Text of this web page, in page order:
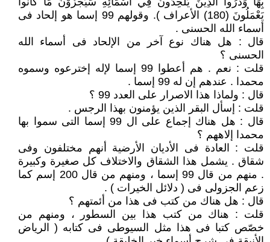
يَعْمَلُونَ (180) الأعراف ). وقولهم 99 إسما هو إلحاد فى
أسماء الله الحسنى .
قال : هل هناك نوع آخر من الإلحاد فى أسماء الله
الحسنى ؟
قلت : نعم . هم أعطوا 99 إسما لإله إخترعوه وسموه
محمدا . عندهم إن له 99 إسما .
قال : ولماذا هذا الاصرار على العدد 99 ؟
قلت : إسأل البقر الذين يؤمنون بهذا الرجس .
قال : هل هناك إجماع على ال 99 إسما التى سموا بها
محمدا إلاههم ؟
قلت : العادة فى الأديان الأرضية أنهم مختلفون وفى
شقاق . يشمل هذا الشقاق والاختلاف كل صغيرة وكبيرة
. منهم من قال 99 إسما ، ومنهم من قال 200 إسم كما
زعم الجزولى فى ( دلائل الخيرات ) .
قال : هل هناك من كتب فى هذا من أئمتهم ؟
قلت : هناك من كتب هذا بين السطور ، ومنهم من
خصّص كتبا فى هذا مثل السيوطى فى كتابه ( الرياض